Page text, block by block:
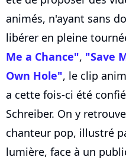
animés, n'ayant sans
libérer en pleine
Me a Chance", "Save
Own Hole", le clip
a cette fois-ci été
Schreiber. On y
chanteur pop, illustré
lumière, face à un